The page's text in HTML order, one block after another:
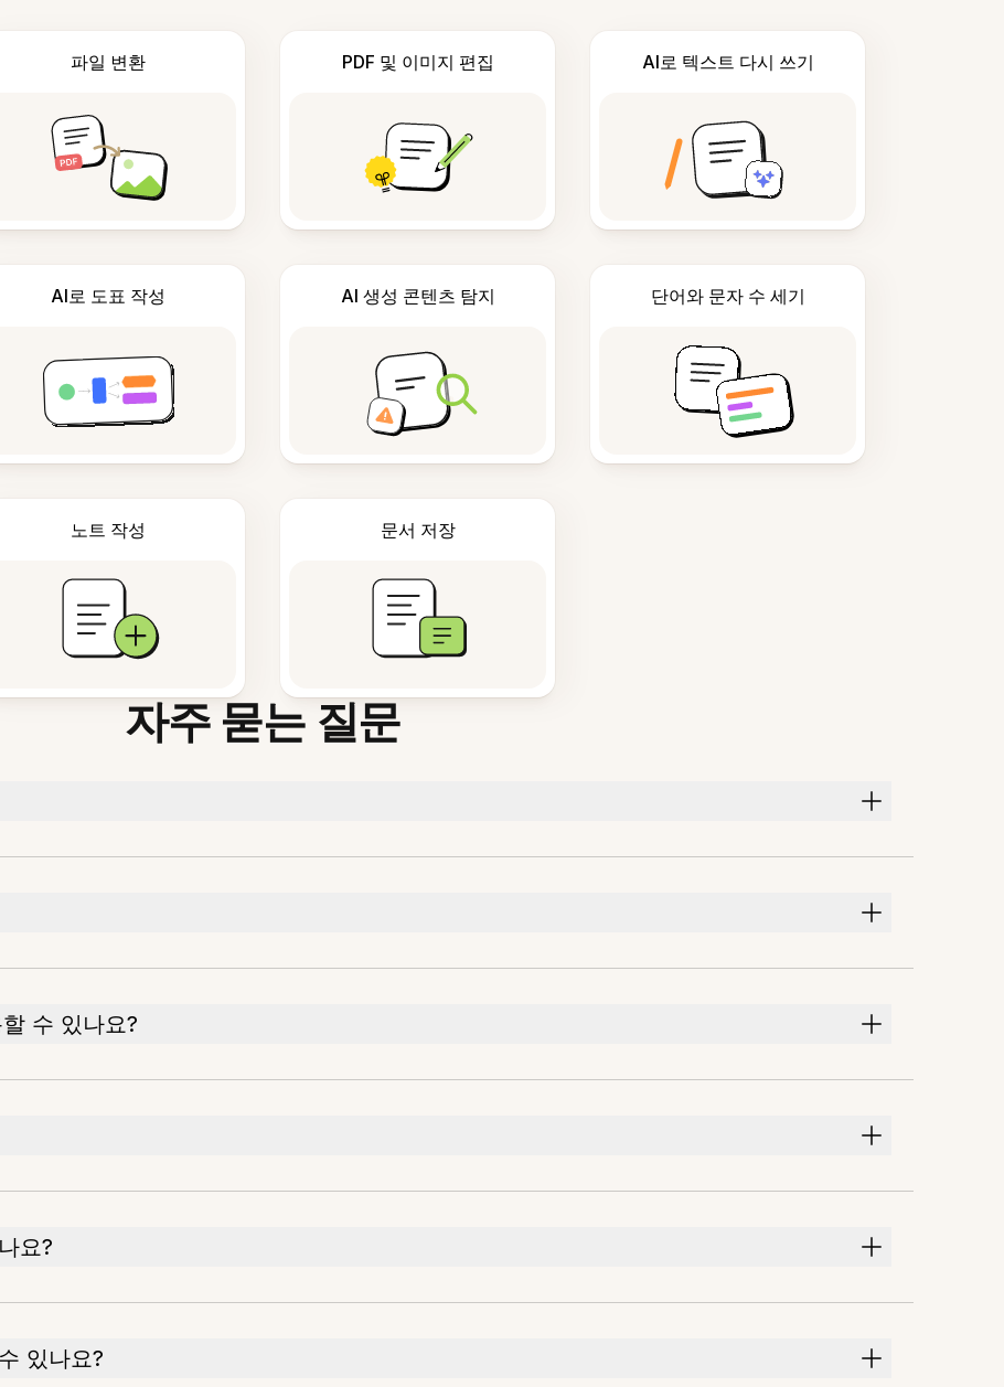
파일 변환 PDF 및 이미지 편집 AI로 텍스트 다시 쓰기
AI로 도표 작성 AI 생성 콘텐츠 탐지 단어와 문자 수 세기
노트 작성 문서 저장
자주 묻는 질문
수 있나요?
요?
있나요?